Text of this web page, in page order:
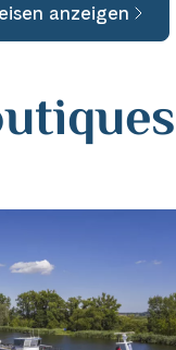
anzeigen